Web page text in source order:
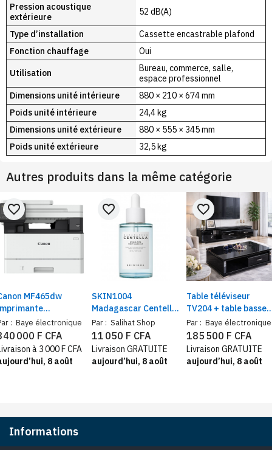
Pression acoustique
extérieure
52 dB(A)
Type d’installation
Cassette encastrable plafond
Fonction chauffage
Oui
Utilisation
Bureau, commerce, salle,
espace professionnel
Dimensions unité intérieure
880 × 210 × 674 mm
Poids unité intérieure
24,4 kg
Dimensions unité extérieure
880 × 555 × 345 mm
Poids unité extérieure
32,5 kg
Autres produits dans la même catégorie
MF465dw
laser
et blanc 250
| impression,
Fi direct, scanner
verso, fax
: Baye électronique
favorite_border
000 F CFA
à 3 000 F CFA
8 août
SKIN1004
Madagascar Centella
Hyalu-Cica first
ampoule 100ml –
Sérum hydratant
revitalisant, peaux
sensibles
Par : Salihat Shop
favorite_border
11 050 F CFA
Livraison GRATUITE
aujourd’hui, 8 août
Table téléviseur
TV204 + table basse
Mobilier moderne
Par : Baye électronique
favorite_border
185 500 F CFA
Livraison GRATUITE
aujourd’hui, 8 août
Informations